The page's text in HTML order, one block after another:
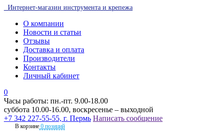
Интернет-магазин инструмента и крепежа
О компании
Новости и статьи
Отзывы
Доставка и оплата
Производители
Контакты
Личный кабинет
0
Часы работы: пн.-пт. 9.00-18.00
суббота 10.00-16.00, воскресенье – выходной
+7 342 227-55-55, г. Пермь Написать сообщение
В корзине 0 позиций